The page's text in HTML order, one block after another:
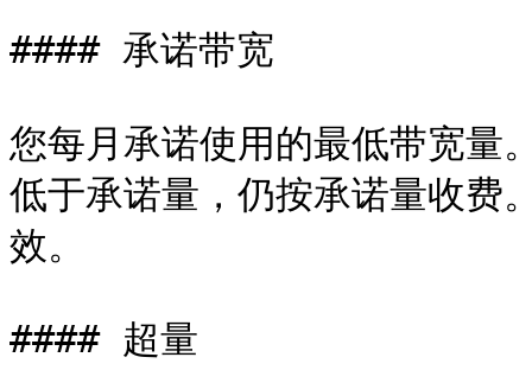
#### 承诺带宽
您每月承诺使用的最低带宽量
低于承诺量，仍按承诺量收费
效。
#### 超量